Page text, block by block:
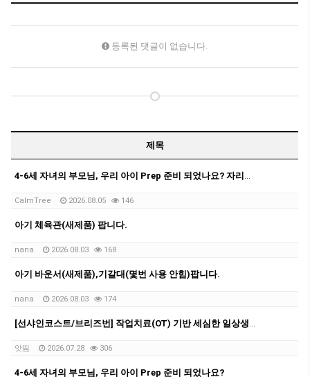
등록된 댓글이 없습니다.
제목
4-6세 자녀의 부모님, 우리 아이 Prep 준비 되었나요? 자리가 몇게 남지 않았습니다.
CalmTree 2026.08.05 146
아기 체육관(새제품) 팝니다.
nana 2026.08.03 168
아기 바운서(새제품),기갈대(몇번 사용 안힘)팝니다.
nana 2026.08.03 174
[선샤인코스트/브리즈번] 작업치료(OT) 기반 세심한 일상생활 지원 & 아이 돌봄 (자차 보유)
앗띰 2026.07.28 306
4-6세 자녀의 부모님, 우리 아이 Prep 준비 되었나요?